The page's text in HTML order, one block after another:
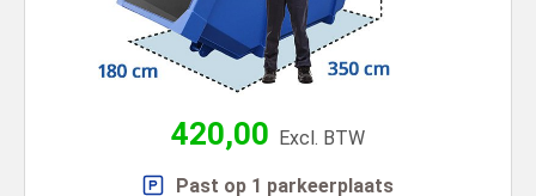
420,00 Excl. BTW
Past op 1 parkeerplaats